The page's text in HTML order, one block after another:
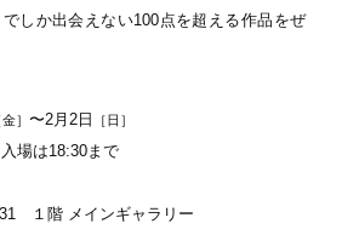
しか出会えない100点を超える作品をぜ
金］ 〜2月2日 ［日］
場は18:30まで
１階 メインギャラリー